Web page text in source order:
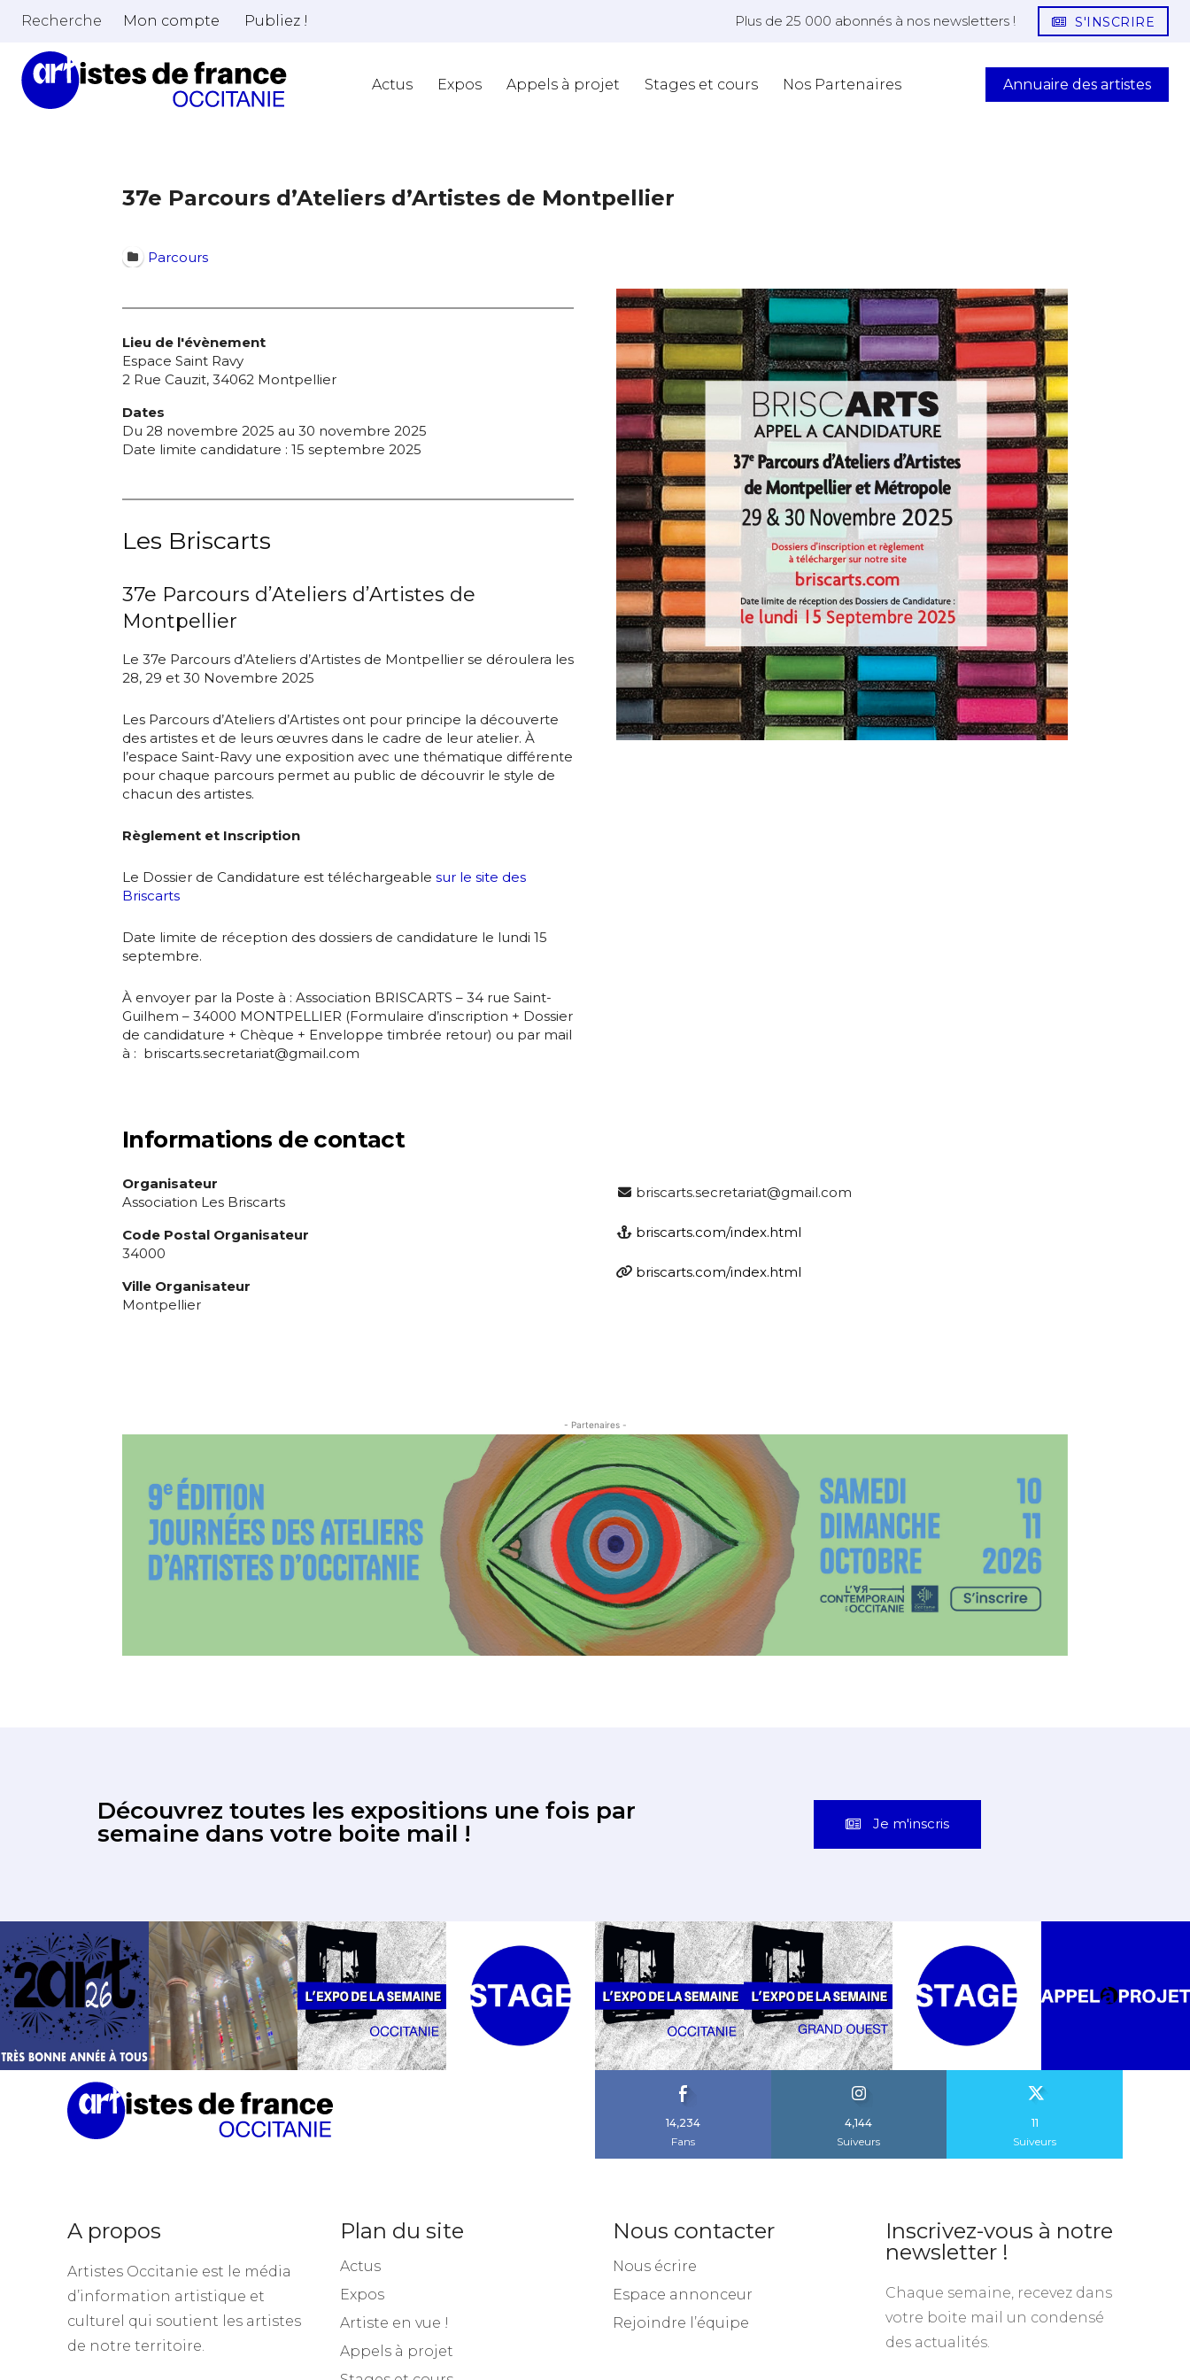
Adresse email*
Statut / Organisation
* Champ obligatoire
Nom
Recherche Mon compte Publiez ! Plus de 25 000 abonnés à nos newsletters ! S'INSCRIRE
Actus Expos Appels à projet Stages et cours Nos Partenaires Annuaire des artistes
37e Parcours d’Ateliers d’Artistes de Montpellier
Parcours
Lieu de l'évènement
Espace Saint Ravy
2 Rue Cauzit, 34062 Montpellier
Dates
Du 28 novembre 2025 au 30 novembre 2025
Date limite candidature : 15 septembre 2025
Les Briscarts
37e Parcours d’Ateliers d’Artistes de
Montpellier
Le 37e Parcours d’Ateliers d’Artistes de Montpellier se déroulera les
28, 29 et 30 Novembre 2025
Les Parcours d’Ateliers d’Artistes ont pour principe la découverte
des artistes et de leurs œuvres dans le cadre de leur atelier. À
l’espace Saint-Ravy une exposition avec une thématique différente
pour chaque parcours permet au public de découvrir le style de
chacun des artistes.
Règlement et Inscription
Le Dossier de Candidature est téléchargeable sur le site des
Briscarts
Date limite de réception des dossiers de candidature le lundi 15
septembre.
À envoyer par la Poste à : Association BRISCARTS – 34 rue Saint-
Guilhem – 34000 MONTPELLIER (Formulaire d’inscription + Dossier
de candidature + Chèque + Enveloppe timbrée retour) ou par mail
à : briscarts.secretariat@gmail.com
Informations de contact
Organisateur
Association Les Briscarts
Code Postal Organisateur
34000
Ville Organisateur
Montpellier
briscarts.secretariat@gmail.com
briscarts.com/index.html
briscarts.com/index.html
- Partenaires -
Découvrez toutes les expositions une fois par
semaine dans votre boite mail !
Je m'inscris
14,234
Fans
4,144
Suiveurs
11
Suiveurs
A propos
Artistes Occitanie est le média
d’information artistique et
culturel qui soutient les artistes
de notre territoire.
Plan du site
Actus
Expos
Artiste en vue !
Appels à projet
Nous contacter
Nous écrire
Espace annonceur
Rejoindre l’équipe
Inscrivez-vous à notre
newsletter !
Chaque semaine, recevez dans
votre boite mail un condensé
des actualités.